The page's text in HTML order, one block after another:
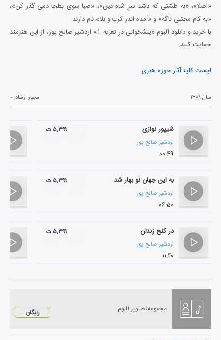
«اصلا»، «به طشتی که باشد سرِ شاه دین»، «صبا سوی بطحا دمی گذر کن»،
«به کام مجتبی ناگه» و «آمده اندر کرب و بلا» نام دارند.
با خرید و دانلود آلبوم «پیشخوانی در تعزیه 1» اردشیر صالح پور، از این هنرمند
حمایت کنید.
لیست کلیه آثار حوزه هنری
سال ۱۳۸۹ مجوز ارشاد: ۰
شیپور نوازی
اردشیر صالح پور
۰۰:۴۹
۵,۳۹۹ ت
به این جهان نو بهار شد
اردشیر صالح پور
۰۶:۵۰
۵,۳۹۹ ت
در کنج زندان
اردشیر صالح پور
۱۱:۴۰
۵,۳۹۹ ت
مجموعه تصاویر آلبوم رایگان